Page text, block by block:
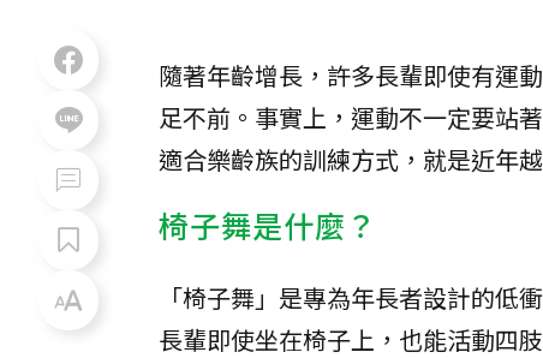
隨著年齡增長，許多長輩即使有運
足不前。事實上，運動不一定要站
適合樂齡族的訓練方式，就是近年
椅子舞是什麼？
「椅子舞」是專為年長者設計的
長輩即使坐在椅子上，也能活動四